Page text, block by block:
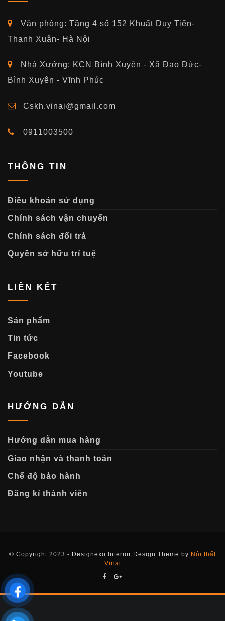
Văn phòng: Tầng 4 số 152 Khuất Duy Tiến-
Thanh Xuân- Hà Nội
Nhà Xưởng: KCN Bình Xuyên - Xã Đạo Đức-
Bình Xuyên - Vĩnh Phúc
Cskh.vinai@gmail.com
0911003500
THÔNG TIN
Điều khoản sử dụng
Chính sách vận chuyển
Chính sách đổi trả
Quyền sở hữu trí tuệ
LIÊN KẾT
Sản phẩm
Tin tức
Facebook
Youtube
HƯỚNG DẪN
Hướng dẫn mua hàng
Giao nhận và thanh toán
Chế độ bảo hành
Đăng kí thành viên
© Copyright 2023 - Designexo Interior Design Theme by Nội thất
Vinai